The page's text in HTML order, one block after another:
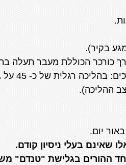
בקיר).
ניתן
ההליכה).
יום.
בעלי ניסיון קודם.
ההורים בגלישת "טנדם"